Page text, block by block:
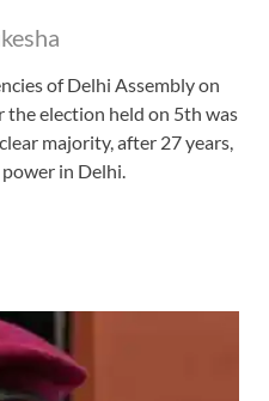
of Delhi Assembly on
the election held on 5th was
majority, after 27 years,
in Delhi.